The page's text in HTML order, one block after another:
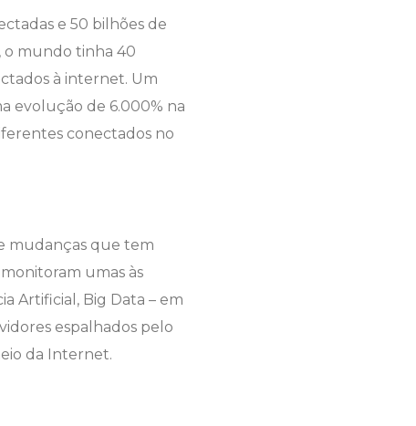
e 50 bilhões de
o mundo tinha 40
à internet. Um
evolução de 6.000% na
conectados no
mudanças que tem
umas às
Artificial, Big Data – em
espalhados pelo
da Internet.